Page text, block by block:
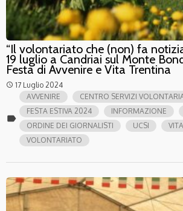
“Il volontariato che (non) fa
19 luglio a Candriai sul Monte
Festa di Avvenire e Vita Trentina
access_time 17 Luglio 2024
label
AVVENIRE
CENTRO SERVIZI
FESTA ESTIVA 2024
INFORMAZIONE
ORDINE DEI GIORNALISTI
UCSI
VOLONTARIATO